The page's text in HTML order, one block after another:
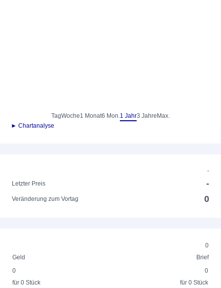
TagWoche1 Monat6 Mon.1 Jahr3 Jahre Max.
► Chartanalyse
-
Letzter Preis
-
Veränderung zum Vortag 0
0
Geld
Brief
0
für 0 Stück
0
für 0 Stück